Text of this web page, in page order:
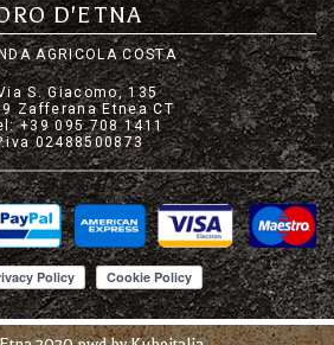
D'ETNA
AGRICOLA COSTA
S. Giacomo, 135
Zafferana Etnea CT
+39 095 708 1411
02488500873